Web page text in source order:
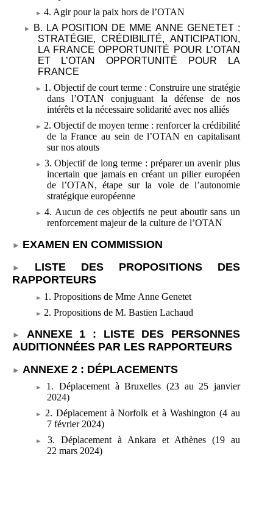
4. Agir pour la paix hors de l’OTAN
B. LA POSITION DE MME ANNE GENETET :
STRATÉGIE, CRÉDIBILITÉ, ANTICIPATION,
LA FRANCE OPPORTUNITÉ POUR L’OTAN
ET L’OTAN OPPORTUNITÉ POUR LA
FRANCE
1. Objectif de court terme : Construire une stratégie
dans l’OTAN conjuguant la défense de nos
intérêts et la nécessaire solidarité avec nos alliés
2. Objectif de moyen terme : renforcer la crédibilité
de la France au sein de l’OTAN en capitalisant
sur nos atouts
3. Objectif de long terme : préparer un avenir plus
incertain que jamais en créant un pilier européen
de l’OTAN, étape sur la voie de l’autonomie
stratégique européenne
4. Aucun de ces objectifs ne peut aboutir sans un
renforcement majeur de la culture de l’OTAN
EXAMEN EN COMMISSION
LISTE DES PROPOSITIONS DES
RAPPORTEURS
1. Propositions de Mme Anne Genetet
2. Propositions de M. Bastien Lachaud
ANNEXE 1
: LISTE DES PERSONNES
AUDITIONNÉES PAR LES RAPPORTEURS
ANNEXE 2 : DÉPLACEMENTS
1. Déplacement à Bruxelles (23 au 25 janvier
2024)
2. Déplacement à Norfolk et à Washington (4 au
7 février 2024)
3. Déplacement à Ankara et Athènes (19 au
22 mars 2024)